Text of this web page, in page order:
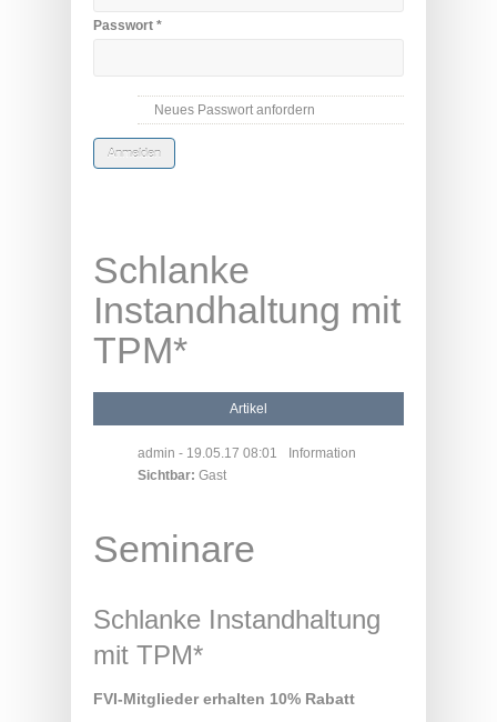
Passwort *
Neues Passwort anfordern
Schlanke
Instandhaltung mit
TPM*
Artikel
admin - 19.05.17 08:01
Information
Sichtbar: Gast
Seminare
Schlanke Instandhaltung
mit TPM*
FVI-Mitglieder erhalten 10% Rabatt